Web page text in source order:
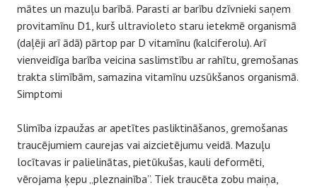
mātes un mazuļu barībā. Parasti ar barību dzīvnieki saņem
provitamīnu D1, kurš ultravioleto staru ietekmē organismā
(daļēji arī ādā) pārtop par D vitamīnu (kalciferolu). Arī
vienveidīga barība veicina saslimstību ar rahītu, gremošanas
trakta slimībām, samazina vitamīnu uzsūkšanos organismā.
Simptomi
Slimība izpaužas ar apetītes pasliktināšanos, gremošanas
traucējumiem caurejas vai aizcietējumu veidā. Mazuļu
locītavas ir palielinātas, pietūkušas, kauli deformēti,
vērojama ķepu „pleznainība”. Tiek traucēta zobu maiņa,